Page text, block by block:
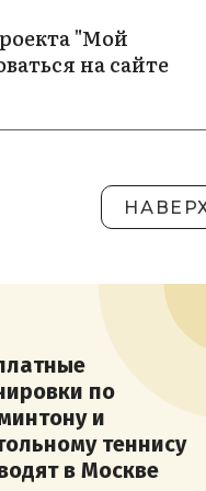
"Мой
на сайте
по
и
теннису
в Москве